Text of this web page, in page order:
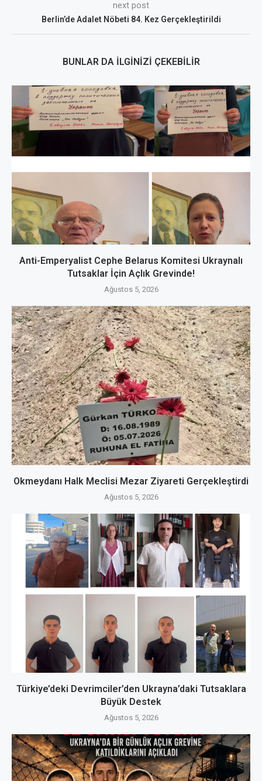
next post
Berlin’de Adalet Nöbeti 84. Kez Gerçekleştirildi
BUNLAR DA İLGINIZI ÇEKEBILIR
Anti-Emperyalist Cephe Belarus Komitesi Ukraynalı
Tutsaklar İçin Açlık Grevinde!
Ağustos 5, 2026
Okmeydanı Halk Meclisi Mezar Ziyareti Gerçekleştirdi
Ağustos 5, 2026
Türkiye’deki Devrimciler’den Ukrayna’daki Tutsaklara
Büyük Destek
Ağustos 5, 2026